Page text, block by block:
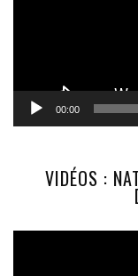
00:00
VIDÉOS :